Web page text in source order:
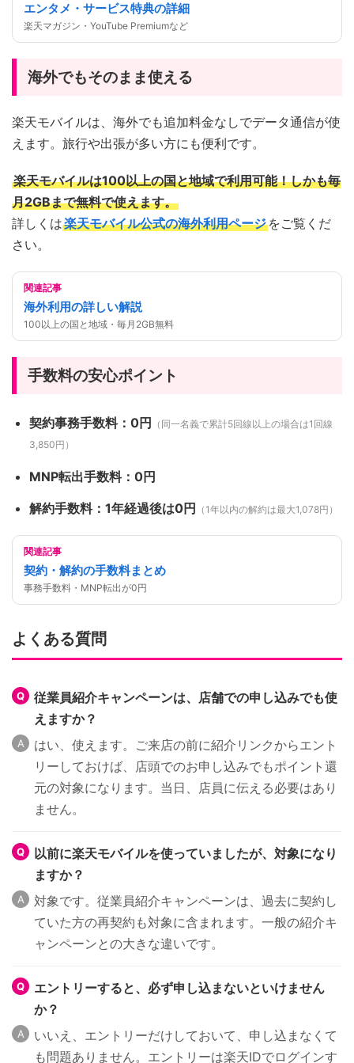
エンタメ・サービス特典の詳細
楽天マガジン・YouTube Premiumなど
海外でもそのまま使える
楽天モバイルは、海外でも追加料金なしでデータ通信が使
えます。旅行や出張が多い方にも便利です。
楽天モバイルは100以上の国と地域で利用可能！しかも毎
月2GBまで無料で使えます。
詳しくは楽天モバイル公式の海外利用ページ をご覧くだ
さい。
関連記事
海外利用の詳しい解説
100以上の国と地域・毎月2GB無料
手数料の安心ポイント
契約事務手数料：0円
（同一名義で累計5回線以上の場合は1回線
3,850円）
MNP転出手数料：0円
解約手数料：1年経過後は0円
（1年以内の解約は最大1,078円）
関連記事
契約・解約の手数料まとめ
事務手数料・MNP転出が0円
よくある質問
従業員紹介キャンペーンは、店舗での申し込みでも使
えますか？
はい、使えます。ご来店の前に紹介リンクからエント
リーしておけば、店頭でのお申し込みでもポイント還
元の対象になります。当日、店員に伝える必要はあり
ません。
以前に楽天モバイルを使っていましたが、対象になり
ますか？
対象です。従業員紹介キャンペーンは、過去に契約し
ていた方の再契約も対象に含まれます。一般の紹介キ
ャンペーンとの大きな違いです。
エントリーすると、必ず申し込まないといけません
か？
いいえ、エントリーだけしておいて、申し込まなくて
も問題ありません。エントリーは楽天IDでログインす